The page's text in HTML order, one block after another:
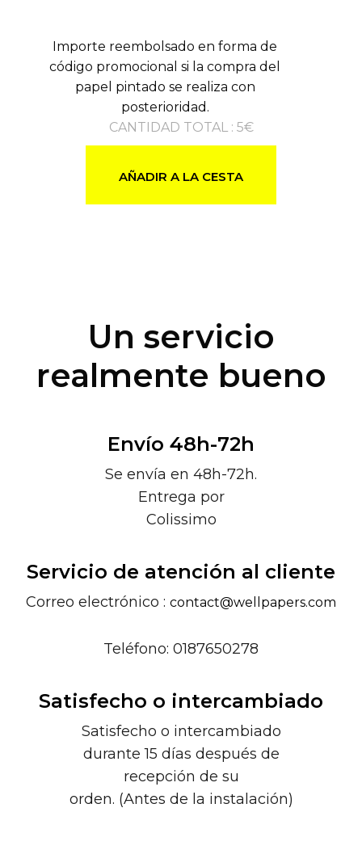
Importe reembolsado en forma de
código promocional si la compra del
papel pintado se realiza con
posterioridad.
CANTIDAD TOTAL: 5€
AÑADIR A LA CESTA
Un servicio
realmente bueno
Envío 48h-72h
Se envía en 48h-72h.
Entrega por
Colissimo
Servicio de atención al cliente
Correo electrónico : contact@wellpapers.com
Teléfono: 0187650278
Satisfecho o intercambiado
Satisfecho o intercambiado
durante 15 días después de
recepción de su
orden. (Antes de la instalación)